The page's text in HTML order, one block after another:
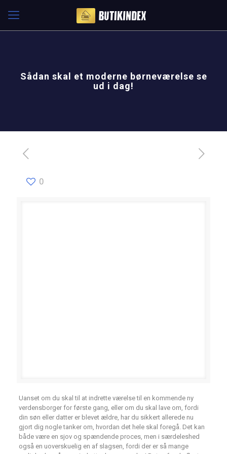
Sådan skal et moderne børneværelse se
ud i dag!
0
Uanset om du skal til at indrette værelse til en kommende ny
verdensborger for første gang, eller om du skal lave om, fordi
din søn eller datter er blevet ældre, har du sikkert allerede nu
gjort dig nogle tanker om, hvordan det hele skal foregå. Det kan
både være en sjov og spændende proces, men i særdeleshed
også en uoverskuelig en af slagsen, fordi der er så mange